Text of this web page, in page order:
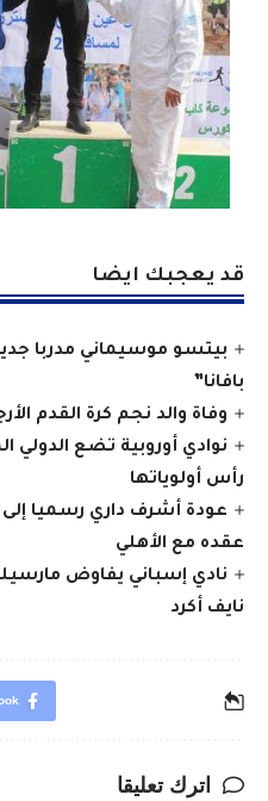
قد يعجبك ايضا
بيتسو موسيماني مدربا
بافانا”
وفاة والد نجم كرة القدم
نوادي أوروبية تضع الدولي
رأس أولوياتها
عودة أشرف داري رسميا
عقده مع الأهلي
نادي إسباني يفاوض
نايف أكرد
اترك تعليقا